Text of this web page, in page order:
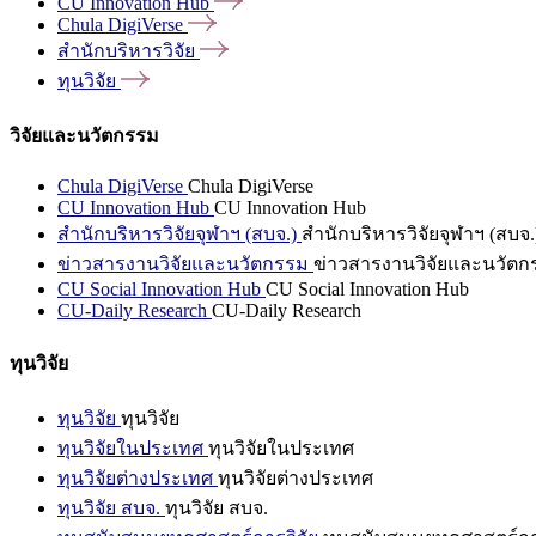
Chula DigiVerse
สำนักบริหารวิจัย
ทุนวิจัย
วิจัยและนวัตกรรม
Chula DigiVerse Chula DigiVerse
CU Innovation Hub CU Innovation Hub
สำนักบริหารวิจัยจุฬาฯ (สบจ.) สำนักบริหารวิจัยจุฬาฯ (สบจ
ข่าวสารงานวิจัยและนวัตกรรม ข่าวสารงานวิจัยและนวัตก
CU Social Innovation Hub CU Social Innovation Hub
CU-Daily Research CU-Daily Research
ทุนวิจัย
ทุนวิจัย ทุนวิจัย
ทุนวิจัยในประเทศ ทุนวิจัยในประเทศ
ทุนวิจัยต่างประเทศ ทุนวิจัยต่างประเทศ
ทุนวิจัย สบจ. ทุนวิจัย สบจ.